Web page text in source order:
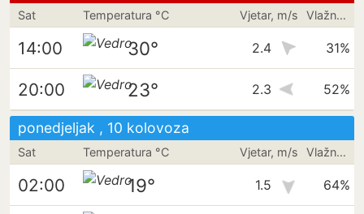
Sat Temperatura °C Vjetar, m/s Vlažnost
14:00 30° 2.4 31%
20:00 23° 2.3 52%
ponedjeljak , 10 kolovoza
Sat Temperatura °C Vjetar, m/s Vlažnost
02:00 19° 1.5 64%